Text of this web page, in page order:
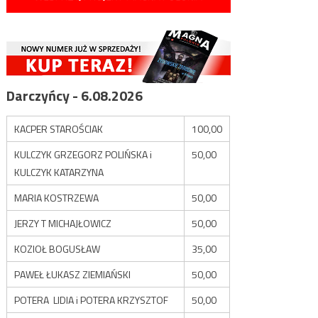
Darczyńcy - 6.08.2026
KACPER STAROŚCIAK
100,00
KULCZYK GRZEGORZ POLIŃSKA i
KULCZYK KATARZYNA
50,00
MARIA KOSTRZEWA
50,00
JERZY T MICHAJŁOWICZ
50,00
KOZIOŁ BOGUSŁAW
35,00
PAWEŁ ŁUKASZ ZIEMIAŃSKI
50,00
POTERA LIDIA i POTERA KRZYSZTOF
50,00